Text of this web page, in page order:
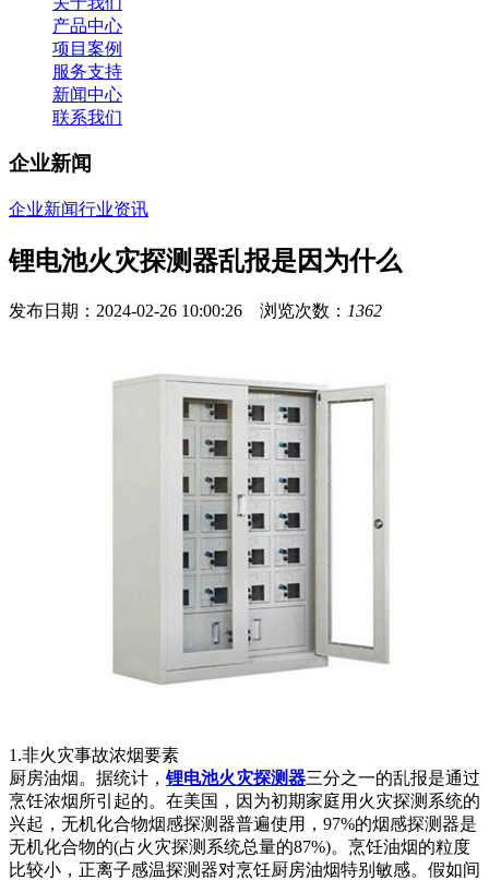
产品中心
项目案例
服务支持
新闻中心
联系我们
企业新闻
企业新闻行业资讯
锂电池火灾探测器乱报是因为什么
发布日期：2024-02-26 10:00:26 浏览次数： 1362
1.非火灾事故浓烟要素
厨房油烟。据统计， 锂电池火灾探测器三分之一的乱报是通过
烹饪浓烟所引起的。在美国，因为初期家庭用火灾探测系统的
兴起，无机化合物烟感探测器普遍使用，97%的烟感探测器是
无机化合物的(占火灾探测系统总量的87%)。烹饪油烟的粒度
比较小，正离子感温探测器对烹饪厨房油烟特别敏感。假如间